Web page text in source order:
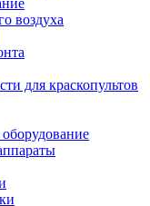
воздуха
для краскопультов